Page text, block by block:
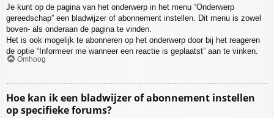
Je kunt op de pagina van het onderwerp in het menu “Onderwerp
gereedschap” een bladwijzer of abonnement instellen. Dit menu is zowel
boven- als onderaan de pagina te vinden.
Het is ook mogelijk te abonneren op het onderwerp door bij het reageren
de optie “Informeer me wanneer een reactie is geplaatst” aan te vinken.
Omhoog
Hoe kan ik een bladwijzer of abonnement instellen
op specifieke forums?